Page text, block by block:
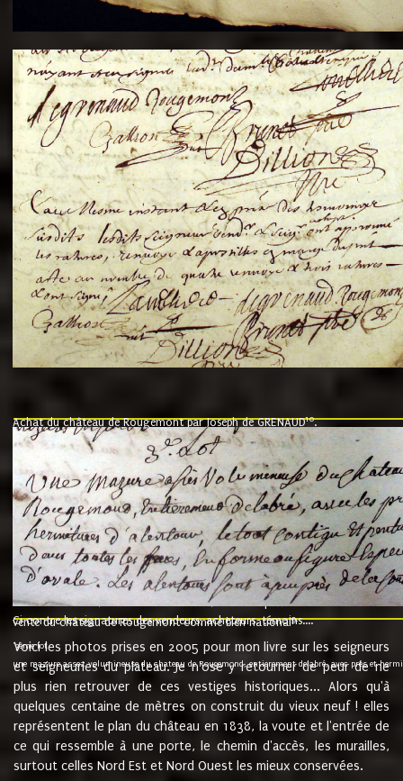
Achat du château de Rougemont par Joseph de GRENAUD10.
"l'an mil six cent soixante treze le ving neuvième jour du mois de
nommé fut présent Messire Claude Guillaume de Moyriat chevalier baron
vend, purement simplement et irrevocablement a monseigneur monsieur
et chavannes conseiller du roy au parlement de Bourgogne, present et
que le dit seigneur Baron de la Vellière a sur ses hommes, indivisables et
de la Velliere tout ainsi et comme le dit seigneur Baron et ses
présent......"
suivent les rentes, donation des terriers, etc... au prix de 880 livre louis
Ci contre les signatures des vendeurs, acheteurs, témoins....
vente du château de Rougemont comme bien national9.
"3ème lot
une mazure assez volumineuse du chateau de Rougemond, entierement delabré, avec près et
Voici les photos prises en 2005 pour mon livre sur les seigneurs
et seigneuries du plateau. Je n'ose y retourner de peur de ne
plus rien retrouver de ces vestiges historiques... Alors qu'à
quelques centaine de mètres on construit du vieux neuf ! elles
représentent le plan du château en 1838, la voute et l'entrée de
ce qui ressemble à une porte, le chemin d'accès, les murailles,
surtout celles Nord Est et Nord Ouest les mieux conservées.